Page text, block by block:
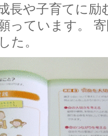
長や子育てに励
っています。
た。